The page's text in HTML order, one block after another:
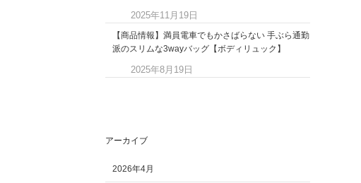
2025年11月19日
【商品情報】満員電車でもかさばらない 手ぶら通勤
派のスリムな3wayバッグ【ボディリュック】
2025年8月19日
アーカイブ
2026年4月